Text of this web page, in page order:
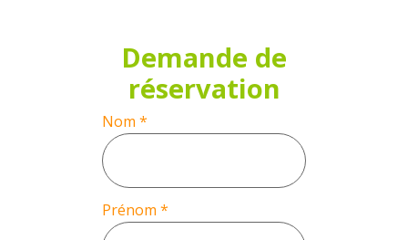
Demande de
réservation
Nom *
Prénom *